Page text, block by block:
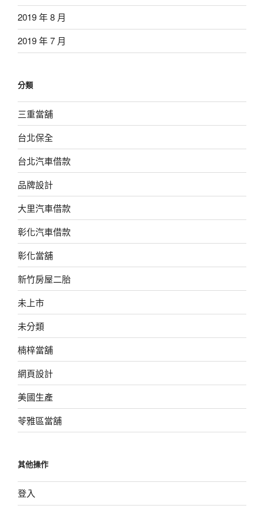
2019 年 8 月
2019 年 7 月
分類
三重當舖
台北保全
台北汽車借款
品牌設計
大里汽車借款
彰化汽車借款
彰化當舖
新竹房屋二胎
未上市
未分類
楠梓當舖
網頁設計
美國生產
苓雅區當舖
其他操作
登入